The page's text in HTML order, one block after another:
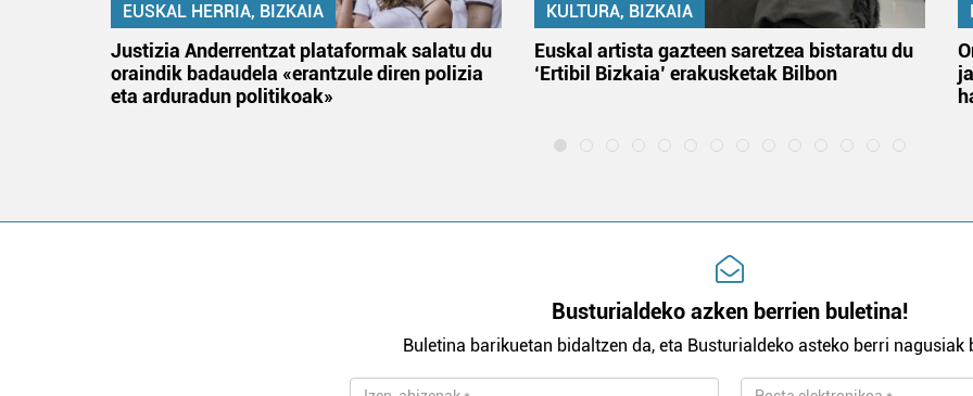
EUSKAL HERRIA, BIZKAIA
Justizia Anderrentzat plataformak salatu du
oraindik badaudela «erantzule diren polizia
eta arduradun politikoak»
KULTURA, BIZKAIA
Euskal artista gazteen saretzea bistaratu du
‘Ertibil Bizkaia’ erakusketak Bilbon
Busturialdeko azken berrien buletina!
Buletina barikuetan bidaltzen da, eta Busturialdeko asteko berri nagusiak